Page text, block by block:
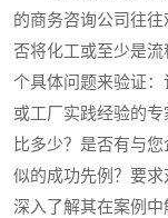
的商务咨询公司往
否将化工或至少是
个具体问题来验证
或工厂实践经验的
比多少？是否有与
似的成功先例？要
深入了解其在案例